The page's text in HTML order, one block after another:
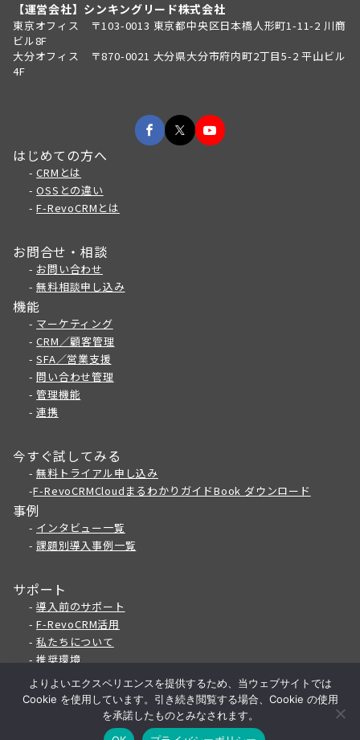
【運営会社】シンキングリード株式会社
東京オフィス 〒103-0013 東京都中央区日本橋人形町1-11-2 川商
ビル8F
大分オフィス 〒870-0021 大分県大分市府内町2丁目5-2 平山ビル
4F
はじめての方へ
-CRMとは
-OSSとの違い
-F-RevoCRMとは
お問合せ・相談
- お問い合わせ
-無料相談申し込み
機能
- マーケティング
-CRM／顧客管理
-SFA／営業支援
-問い合わせ管理
-管理機能
-連携
今すぐ試してみる
-無料トライアル申し込み
-F-RevoCRMCloudまるわかりガイドBook ダウンロード
事例
- インタビュー一覧
-課題別導入事例一覧
サポート
-導入前のサポート
-F-RevoCRM活用
-私たちについて
-推奨環境
@ThinkingReed Inc.
よりよいエクスペリエンスを提供するため、当ウェブサイトでは
Cookie を使用しています。引き続き閲覧する場合、Cookie の使用
を承諾したものとみなされます。